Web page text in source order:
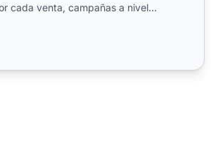
cada venta, campañas a nivel